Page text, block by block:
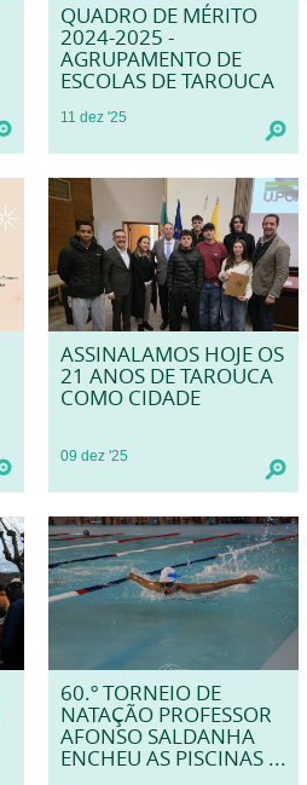
QUADRO DE MÉRITO
2024-2025 -
AGRUPAMENTO DE
ESCOLAS DE TAROUCA
11 dez '25
ASSINALAMOS HOJE OS
21 ANOS DE TAROUCA
COMO CIDADE
09 dez '25
60.º TORNEIO DE
NATAÇÃO PROFESSOR
AFONSO SALDANHA
ENCHEU AS PISCINAS ...